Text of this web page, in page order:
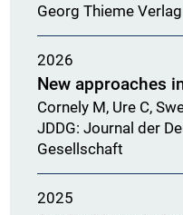
Georg Thieme
2026
New approaches
Cornely M, Ure C,
JDDG: Journal der
Gesellschaft
2025